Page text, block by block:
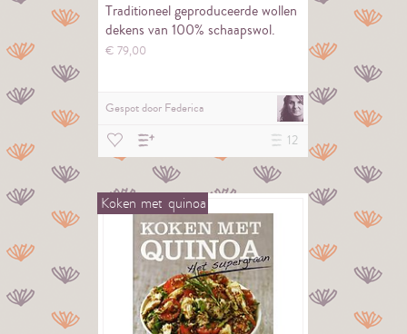
Traditioneel geproduceerde wollen
dekens van 100% schaapswol.
€79,00
Gespot door Federica
12
Koken met quinoa